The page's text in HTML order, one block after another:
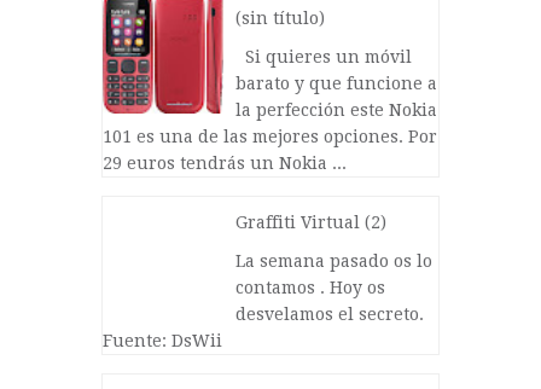
(sin título)
Si quieres un móvil
barato y que funcione a
la perfección este Nokia
101 es una de las mejores opciones. Por
29 euros tendrás un Nokia ...
Graffiti Virtual (2)
La semana pasado os lo
contamos . Hoy os
desvelamos el secreto.
Fuente: DsWii